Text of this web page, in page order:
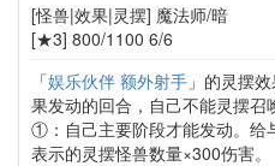
[怪兽|效果|灵摆] 魔法师/暗
[★3] 800/1100 6/6
「娱乐伙伴 额外射手」的灵摆
果发动的回合，自己不能灵摆召
①：自己主要阶段才能发动。给
表示的灵摆怪兽数量×300伤害。